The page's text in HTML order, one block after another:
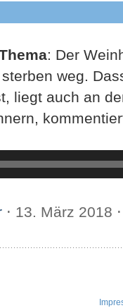
: Der
weg.
liegt auch an
⋅ 13. März 2018 ⋅